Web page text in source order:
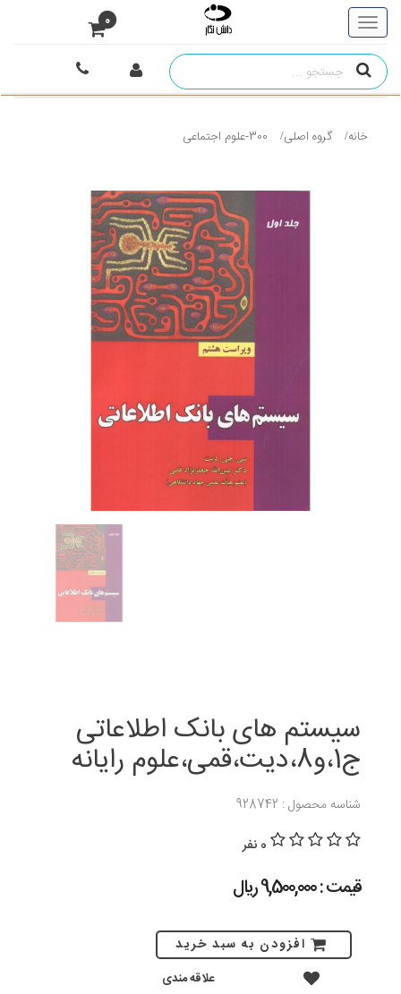
0
خانه گروه اصلی 300-علوم اجتماعی
سیستم های بانک اطلاعاتی
ج1،و8،دیت،قمی،علوم رایانه
شناسه محصول : 928742
0 نفر
قیمت : 9,500,000 ريال
افزودن به سبد خرید
علاقه مندی